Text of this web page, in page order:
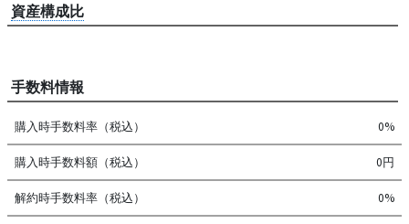
資産構成比
手数料情報
購入時手数料率（税込） 0%
購入時手数料額（税込） 0円
解約時手数料率（税込） 0%